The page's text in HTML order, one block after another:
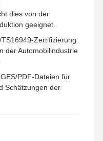
Mit
Uns
Neuigkeiten
dies von der
geeignet.
TS16949-Zertifizierung
der Automobilindustrie
PDF-Dateien für
Schätzungen der